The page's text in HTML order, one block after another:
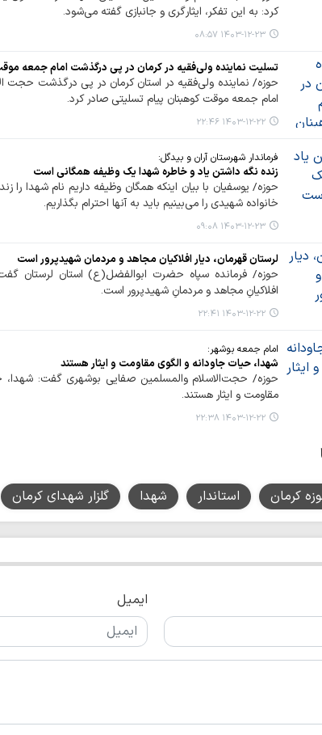
کرد: به این تفکر، ایثارگری و جانبازی گفته می‌شود.
۱۴۰۳-۱۲-۲۳ ۰۸:۵۷
تسلیت نماینده ولی‌فقیه در کرمان در پی درگذشت امام جمعه
حوزه/ نماینده ولی‌فقیه در استان کرمان در پی درگذشت حجت
امام جمعه موقت کوهبنان پیام تسلیتی صادر کرد.
۱۴۰۳-۱۲-۲۲ ۲۲:۴۶
فرماندار شهرستان آران و بیدگل:
زنده نگه داشتن یاد و خاطره شهدا یک وظیفه همگانی است
حوزه/ یوسفیان با بیان اینکه همگان وظیفه داریم نام شهدا را
خانواده شهیدی را می‌بینیم باید به آنها احترام بگذاریم.
۱۴۰۳-۱۲-۲۳ ۰۹:۰۸
لرستان قهرمان، دیار افلاکیان مجاهد و مردمان شهیدپرور است
حوزه/ فرمانده سپاه حضرت ابوالفضل(ع) استان لرستان
افلاکیانِ مجاهد و مردمانِ شهیدپرور است.
۱۴۰۳-۱۲-۲۲ ۲۲:۴۱
امام جمعه بوشهر:
شهدا، حیات جاودانه و الگوی مقاومت و ایثار هستند
حوزه/ حجت‌الاسلام والمسلمین صفایی بوشهری گفت: شهدا،
مقاومت و ایثار هستند.
۱۴۰۳-۱۲-۲۲ ۲۲:۳۸
کرمان استاندار شهدا گلزار شهدای کرمان
ایمیل